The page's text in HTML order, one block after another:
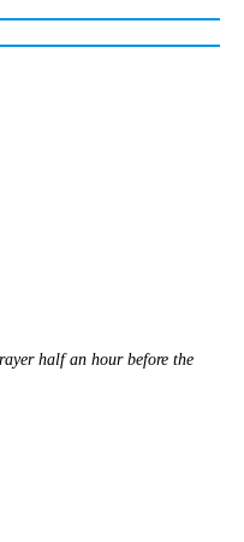
half an hour before the